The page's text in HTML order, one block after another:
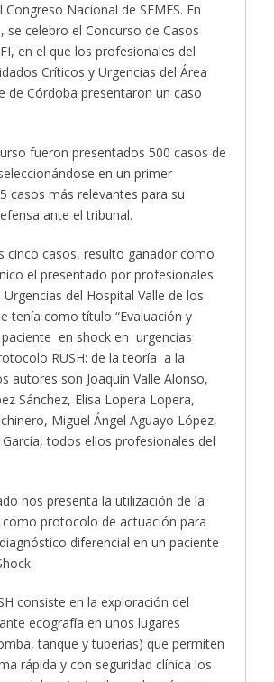
Congreso Nacional de SEMES. En
se celebro el Concurso de Casos
en el que los profesionales del
Críticos y Urgencias del Área
de Córdoba presentaron un caso
fueron presentados 500 casos de
en un primer
casos más relevantes para su
ante el tribunal.
cinco casos, resulto ganador como
el presentado por profesionales
Urgencias del Hospital Valle de los
tenía como título “Evaluación y
en shock en urgencias
RUSH: de la teoría a la
autores son Joaquín Valle Alonso,
Sánchez, Elisa Lopera Lopera,
Miguel Ángel Aguayo López,
García, todos ellos profesionales del
nos presenta la utilización de la
como protocolo de actuación para
diferencial en un paciente
consiste en la exploración del
ecografía en unos lugares
tanque y tuberías) que permiten
rápida y con seguridad clínica los